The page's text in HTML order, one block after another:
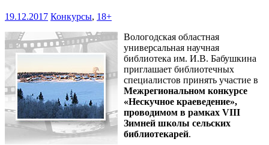
19.12.2017 Конкурсы, 18+
Вологодская областная
универсальная научная
библиотека им. И.В. Бабушкина
приглашает библиотечных
специалистов принять участие в
Межрегиональном конкурсе
«Нескучное краеведение»,
проводимом в рамках VIII
Зимней школы сельских
библиотекарей.